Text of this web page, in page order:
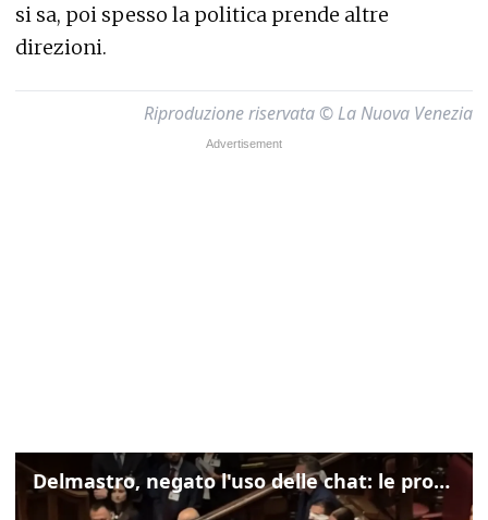
si sa, poi spesso la politica prende altre
direzioni.
Riproduzione riservata © La Nuova Venezia
Delmastro, negato l'uso delle chat: le proteste di Avs e M5s